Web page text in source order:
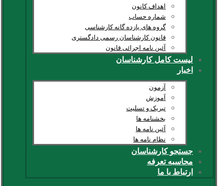
اهداف کانون
شماره حساب
گروه های یازده گانه کارشناسی
قانون کارشناسان رسمی دادگستری
آئین نامه اجرائی قانون
لیست کامل کارشناسان
اخبار
آزمون
آموزش
تبریک و تسلیت
بخشنامه ها
آئین نامه ها
نظام نامه ها
جستجو کارشناسان
محاسبه تعرفه
ارتباط با ما